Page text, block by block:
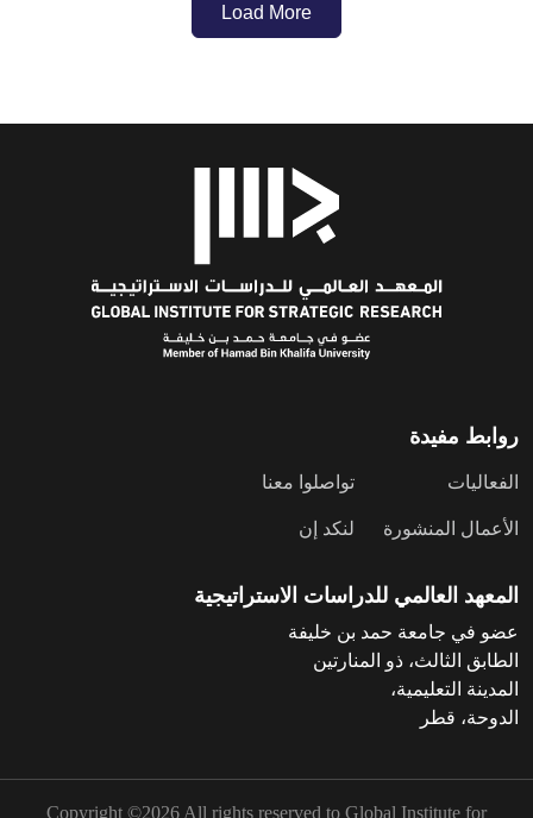
Load More
روابط مفيدة
الفعاليات
الأعمال المنشورة
تواصلوا معنا
لنكد إن
المعهد العالمي للدراسات الاستراتيجية
عضو في جامعة حمد بن خليفة
الطابق الثالث، ذو المنارتين
المدينة التعليمية،
الدوحة، قطر
Copyright ©2026 All rights reserved to Global Institute for